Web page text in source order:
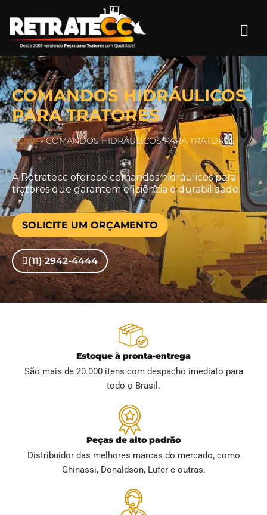
COMANDOS HIDRÁULICOS
PARA TRATORES
Home»COMANDOS HIDRÁULICOS PARA TRATORES
A Retratecc oferece comandos hidráulicos para
tratores que garantem eficiência e durabilidade.
SOLICITE UM ORÇAMENTO
(11) 2942-4444
Estoque à pronta-entrega
São mais de 20.000 itens com despacho imediato para
todo o Brasil.
Peças de alto padrão
Distribuidor das melhores marcas do mercado, como
Ghinassi, Donaldson, Lufer e outras.